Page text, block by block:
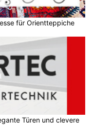
für Orientteppiche
Türen und clevere